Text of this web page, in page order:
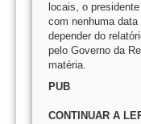
locais, o
com nenhuma
depender do
pelo Governo da
matéria.
PUB
CONTINUAR A